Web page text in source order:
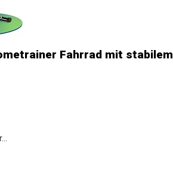
Fahrrad mit stabilem